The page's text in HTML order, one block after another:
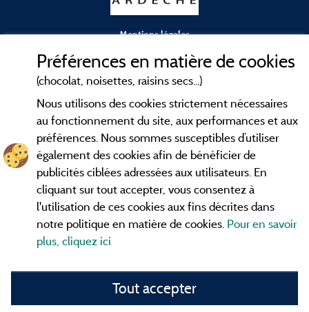
Mentions légales
Conditions générales d'utilisation
Contact
CGV
Les meilleurscampings en Ardèche . Consultez les fiches de
nos adhérents et découvrez nos meilleures offres dans les
Gorges de l'Ardèche, le célèbrePont d'Arc, la grotte de l'Aven
d'Orgnac, Le mont Gerbier de Jonc ou le mont Mézenc...
informez vous directement ici en ligne avant de contacter le
Faites vous votre propre idée du camping, au pied d'un lac,
avec clubenfants, avec vos animaux de compagnie, sous la
Préférences en matière de cookies
(chocolat, noisettes, raisins secs...)
Nous utilisons des cookies strictement nécessaires
au fonctionnement du site, aux performances et aux
préférences. Nous sommes susceptibles d’utiliser
également des cookies afin de bénéficier de
publicités ciblées adressées aux utilisateurs. En
cliquant sur tout accepter, vous consentez à
l'utilisation de ces cookies aux fins décrites dans
notre politique en matière de cookies. Pour en savoir
plus, cliquez ici
Tout accepter